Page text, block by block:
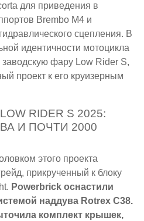
для приведения в
Brembo M4 и
сцепления. В
идентичности мотоцикла
фару Low Rider S,
проект к его круизерным
RIDER S 2025:
И ПОЧТИ 2000
этого проекта
прикрученный к блоку
Powerbrick оснастили
наддува Rotrex C38.
комплект крышек,